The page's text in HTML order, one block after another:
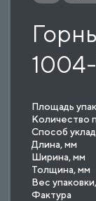
1004-
Площадь
Количество
Способ
Длина, мм
Ширина, мм
Толщина, мм
Вес
Фактура